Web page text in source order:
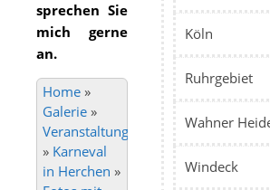
sprechen Sie
mich gerne
an.
Home »
Galerie »
Veranstaltungen
» Karneval
in Herchen »
Köln
Ruhrgebiet
Wahner
Windeck